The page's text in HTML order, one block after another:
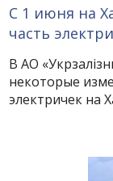
С 1 июня на
часть
В АО
некоторые
электричек на